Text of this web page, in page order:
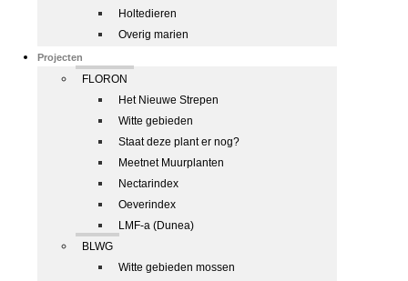
Holtedieren
Overig marien
Projecten
FLORON
Het Nieuwe Strepen
Witte gebieden
Staat deze plant er nog?
Meetnet Muurplanten
Nectarindex
Oeverindex
LMF-a (Dunea)
BLWG
Witte gebieden mossen